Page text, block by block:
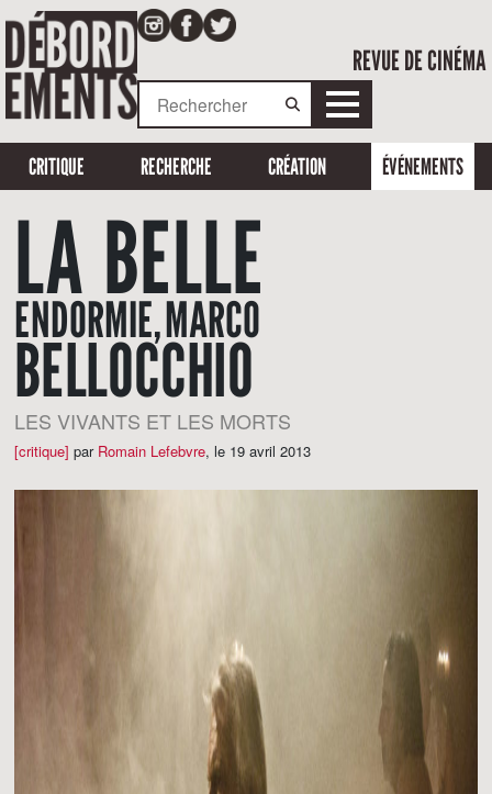
REVUE DE CINÉMA
CRITIQUE RECHERCHE CRÉATION ÉVÉNEMENTS
LA BELLE
ENDORMIE, MARCO
BELLOCCHIO
LES VIVANTS ET LES MORTS
[critique] par Romain Lefebvre, le 19 avril 2013